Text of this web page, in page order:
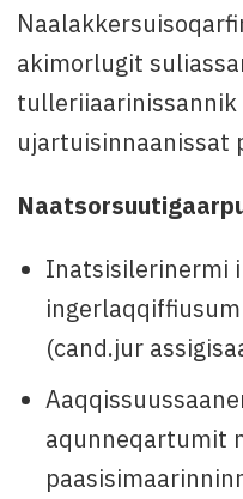
akimorlugit
ujartuisinnaanissat
Inatsisilerinermi
(cand.jur
aqunneqartumit